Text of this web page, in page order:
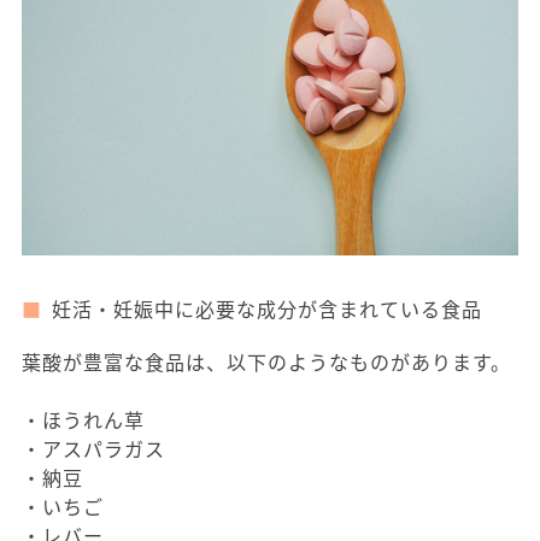
妊活・妊娠中に必要な成分が含まれている食品
葉酸が豊富な食品は、以下のようなものがあります。
・ほうれん草
・アスパラガス
・納豆
・いちご
・レバー